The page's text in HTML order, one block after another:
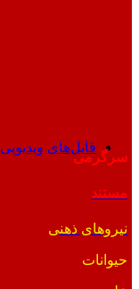
فایل‌های ویدیویی
سرگرمی
مستند
نیروهای ذهنی
حیوانات